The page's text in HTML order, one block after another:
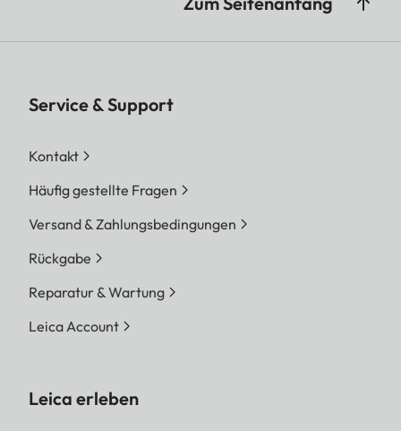
Service & Support
Kontakt
Häufig gestellte Fragen
Versand & Zahlungsbedingungen
Rückgabe
Reparatur & Wartung
Leica Account
Leica erleben